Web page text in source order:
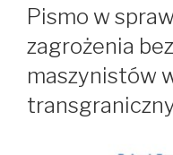
W
Pismo w
zagrożenia
maszynistów